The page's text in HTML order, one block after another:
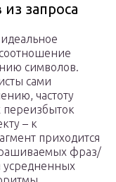
запроса
символов.
сами
частоту
переизбыток
– к
приходится
фраз/
усредненных